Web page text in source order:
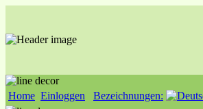
Home Einloggen Bezeichnungen: